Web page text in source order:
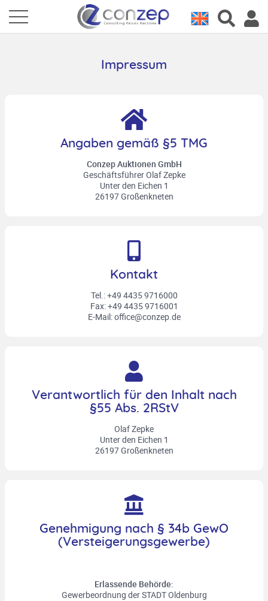
Impressum
Angaben gemäß §5 TMG
Conzep Auktionen GmbH
Geschäftsführer Olaf Zepke
Unter den Eichen 1
26197 Großenkneten
Kontakt
Tel.: +49 4435 9716000
Fax: +49 4435 9716001
E-Mail: office@conzep.de
Verantwortlich für den Inhalt nach
§55 Abs. 2RStV
Olaf Zepke
Unter den Eichen 1
26197 Großenkneten
Genehmigung nach § 34b GewO
(Versteigerungsgewerbe)
Erlassende Behörde:
Gewerbeordnung der STADT Oldenburg